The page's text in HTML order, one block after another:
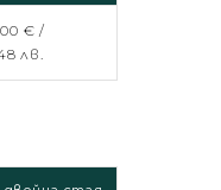
€ /
лв.